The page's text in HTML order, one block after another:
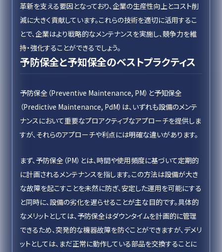
革新を支える要因となっており、企業の生産性向上とコスト削
減に大きく貢献しています。これらの技術を適切に活用するこ
とで、企業はより戦略的なメンテナンスを実施し、競争力を維
持・強化することができるでしょう。
予防保全と予知保全のベストプラクティス
予防保全（Preventive Maintenance, PM）と予知保全
（Predictive Maintenance, PdM）は、いずれも設備のメンテ
ナンスにおいて重要なプロアクティブなアプローチを提供しま
すが、それらのアプローチや利点には明確な違いがあります。
まず、予防保全（PM）とは、時間や使用頻度に基づいて定期的
に計画されるメンテナンスを指します。この方法は設備が大き
な故障を起こすことを未然に防ぎ、安定した運用を可能にする
と同時に、設備の劣化を遅らせることが主な目的です。具体的
なメリットとしては、予防保全はダウンタイムを計画的に管理
できるため、突発的な機器故障を防ぐことができますが、デメリ
ットとしては、まだ正常に動作している部品を交換することに